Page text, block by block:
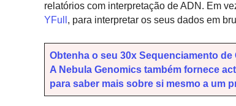
relatórios com interpretação de ADN. Em
YFull , para interpretar os seus dados em
Obtenha o seu 30x Sequenciamento
A Nebula Genomics também fornece
para saber mais sobre si mesmo a um